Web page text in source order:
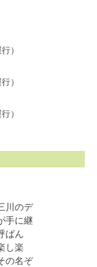
）
）
）
川のデ
手に継
ばん
し楽
名ぞ